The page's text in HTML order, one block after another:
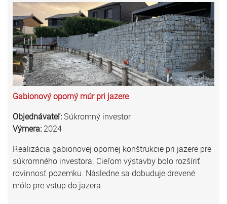
Gabionový oporný múr pri jazere
Objednávateľ: Súkromný investor
Výmera: 2024
Realizácia gabionovej opornej konštrukcie pri jazere pre
súkromného investora. Cieľom výstavby bolo rozšíriť
rovinnosť pozemku. Následne sa dobuduje drevené
mólo pre vstup do jazera.